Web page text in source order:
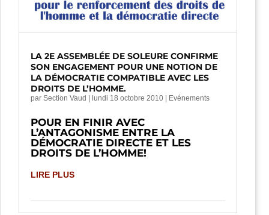
LA 2E ASSEMBLÉE DE SOLEURE CONFIRME
SON ENGAGEMENT POUR UNE NOTION DE
LA DÉMOCRATIE COMPATIBLE AVEC LES
DROITS DE L’HOMME.
par Section Vaud lundi 18 octobre 2010 Evénements
POUR EN FINIR AVEC
L’ANTAGONISME ENTRE LA
DÉMOCRATIE DIRECTE ET LES
DROITS DE L’HOMME!
LIRE PLUS